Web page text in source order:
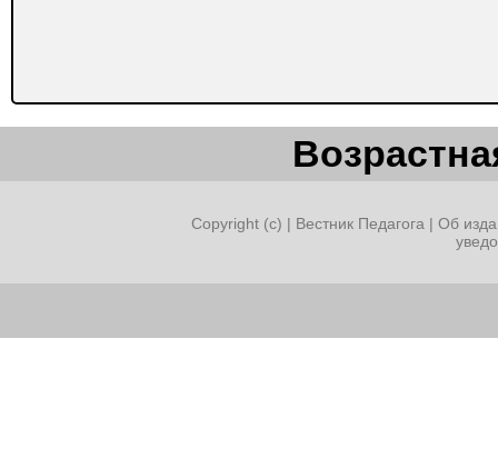
Copyright (c) | Вестник Педагога | Об